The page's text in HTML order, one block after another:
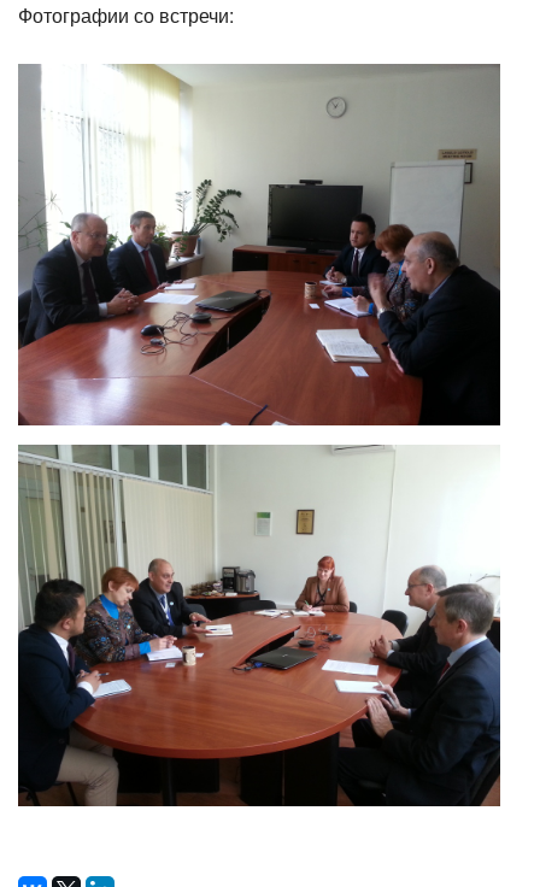
Фотографии со встречи: